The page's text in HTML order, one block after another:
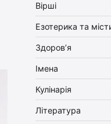
Вірші
Езотерика та
Здоров’я
Імена
Кулінарія
Література